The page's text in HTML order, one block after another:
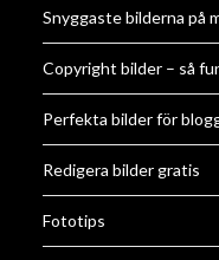
Snyggaste bilderna på
Copyright bilder – så
Perfekta bilder för
Redigera bilder gratis
Fototips